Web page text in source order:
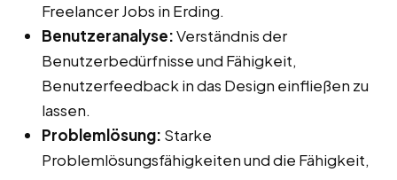
Freelancer Jobs in Erding.
Benutzeranalyse:Verständnis der
Benutzerbedürfnisse und Fähigkeit,
Benutzerfeedback in das Design einfließen zu
lassen.
Problemlösung: Starke
Problemlösungsfähigkeiten und die Fähigkeit,